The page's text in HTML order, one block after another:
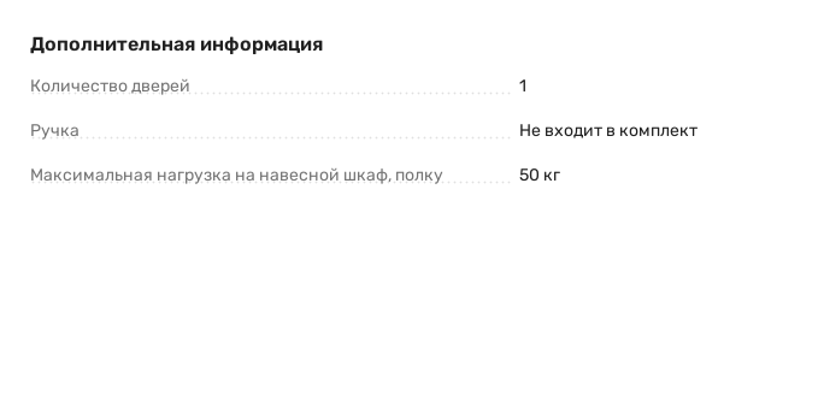
Дополнительная информация
Количество дверей 1
Ручка Не входит в комплект
Максимальная нагрузка на навесной шкаф, полку 50 кг